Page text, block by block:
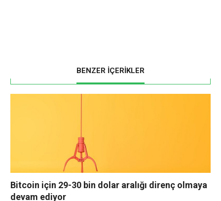
BENZER İÇERİKLER
Bitcoin için 29-30 bin dolar aralığı direnç olmaya
devam ediyor